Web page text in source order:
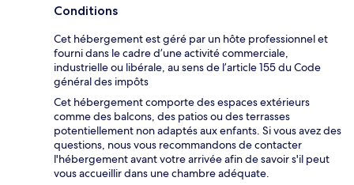
Conditions
Cet hébergement est géré par un hôte professionnel et
fourni dans le cadre d’une activité commerciale,
industrielle ou libérale, au sens de l’article 155 du Code
général des impôts
Cet hébergement comporte des espaces extérieurs
comme des balcons, des patios ou des terrasses
potentiellement non adaptés aux enfants. Si vous avez des
questions, nous vous recommandons de contacter
l'hébergement avant votre arrivée afin de savoir s'il peut
vous accueillir dans une chambre adéquate.